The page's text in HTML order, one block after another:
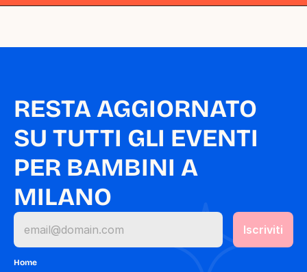
RESTA AGGIORNATO
SU TUTTI GLI EVENTI
PER BAMBINI A
MILANO
Home